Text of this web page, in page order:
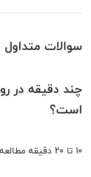
سوالات متداول
چند دقیقه در
است؟
۱۰ تا ۲۰ دقیقه مطالعه باکیفیت و تعاملی کافی است.